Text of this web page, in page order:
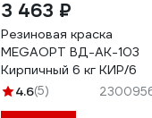
3 463 ₽
Резиновая краска
MEGAOPT ВД-АК-103
Кирпичный 6 кг КИР/6
4.6(5)